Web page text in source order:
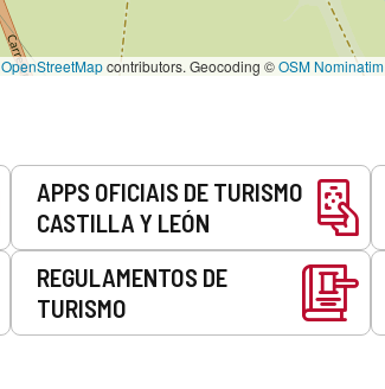
OpenStreetMapcontributors. Geocoding ©OSM Nominatim
APPS OFICIAIS DE TURISMO
CASTILLA Y LEÓN
REGULAMENTOS DE
TURISMO